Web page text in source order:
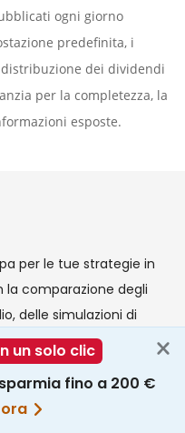
ogni giorno
predefinita, i
dei dividendi
per la completezza, la
esposte.